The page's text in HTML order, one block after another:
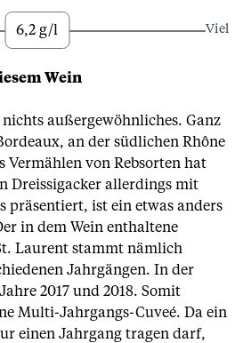
6,2 g/l Viel
Wein
nichts außergewöhnliches. Ganz
an der südlichen Rhône
Vermählen von Rebsorten hat
Dreissigacker allerdings mit
präsentiert, ist ein etwas anders
in dem Wein enthaltene
Laurent stammt nämlich
Jahrgängen. In der
2017 und 2018. Somit
Multi-Jahrgangs-Cuveé. Da ein
einen Jahrgang tragen darf,